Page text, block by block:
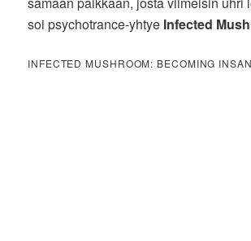
soi psychotrance-yhtye Infected
INFECTED MUSHROOM: BECOMING